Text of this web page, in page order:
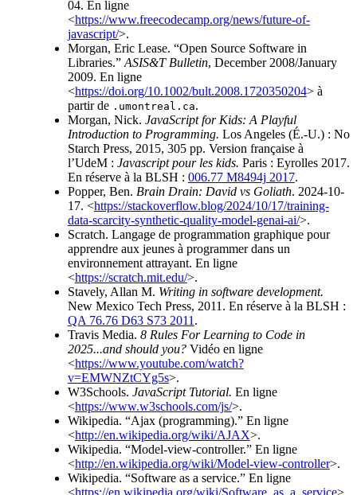
04. En ligne
<https://www.freecodecamp.org/news/future-of-
javascript/>.
Morgan, Eric Lease. “Open Source Software in
Libraries.” ASIS&T Bulletin, December 2008/January
2009. En ligne
<https://doi.org/10.1002/bult.2008.1720350204> à
partir de .umontreal.ca.
Morgan, Nick. JavaScript for Kids: A Playful
Introduction to Programming. Los Angeles (É.-U.) : No
Starch Press, 2015, 305 pp. Version française à
l’UdeM : Javascript pour les kids. Paris : Eyrolles 2017.
En réserve à la BLSH : 006.77 M8494j 2017.
Popper, Ben. Brain Drain: David vs Goliath. 2024-10-
17. <https://stackoverflow.blog/2024/10/17/training-
data-scarcity-synthetic-quality-model-genai-ai/>.
Scratch. Langage de programmation graphique pour
apprendre aux jeunes à programmer dans un
environnement attrayant. En ligne
<https://scratch.mit.edu/>.
Stavely, Allan M. Writing in software development.
New Mexico Tech Press, 2011. En réserve à la BLSH :
QA 76.76 D63 S73 2011 .
Travis Media. 8 Rules For Learning to Code in
2025...and should you?Vidéo en ligne
<https://www.youtube.com/watch?
v=EMWNZtCYg5s>.
W3Schools. JavaScript Tutorial. En ligne
<https://www.w3schools.com/js/>.
Wikipedia. “Ajax (programming).” En ligne
<http://en.wikipedia.org/wiki/AJAX>.
Wikipedia. “Model-view-controller.” En ligne
<http://en.wikipedia.org/wiki/Model-view-controller>.
Wikipedia. “Software as a service.” En ligne
<https://en.wikipedia.org/wiki/Software_as_a_service>.